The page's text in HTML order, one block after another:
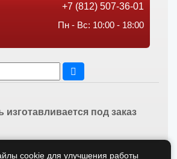
+7 (812) 507-36-01
Пн - Вс: 10:00 - 18:00
изготавливается под заказ
cookie для улучшения работы